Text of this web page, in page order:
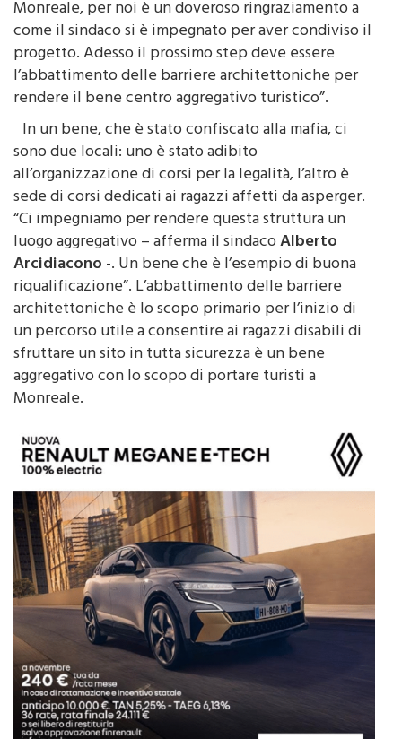
come il sindaco si è impegnato per aver condiviso il
progetto. Adesso il prossimo step deve essere
l’abbattimento delle barriere architettoniche per
rendere il bene centro aggregativo turistico”.
In un bene, che è stato confiscato alla mafia, ci
sono due locali: uno è stato adibito
all’organizzazione di corsi per la legalità, l’altro è
sede di corsi dedicati ai ragazzi affetti da asperger.
“Ci impegniamo per rendere questa struttura un
luogo aggregativo – afferma il sindacoAlberto
Arcidiacono-. Un bene che è l’esempio di buona
riqualificazione”. L’abbattimento delle barriere
architettoniche è lo scopo primario per l’inizio di
un percorso utile a consentire ai ragazzi disabili di
sfruttare un sito in tutta sicurezza è un bene
aggregativo con lo scopo di portare turisti a
Monreale.